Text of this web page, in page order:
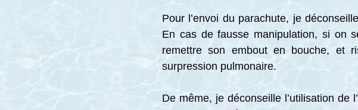
Pour l’envoi du parachute, je
En cas de fausse manipulation, si on
remettre son embout en bouche, et
surpression pulmonaire.
De même, je déconseille l’utilisation